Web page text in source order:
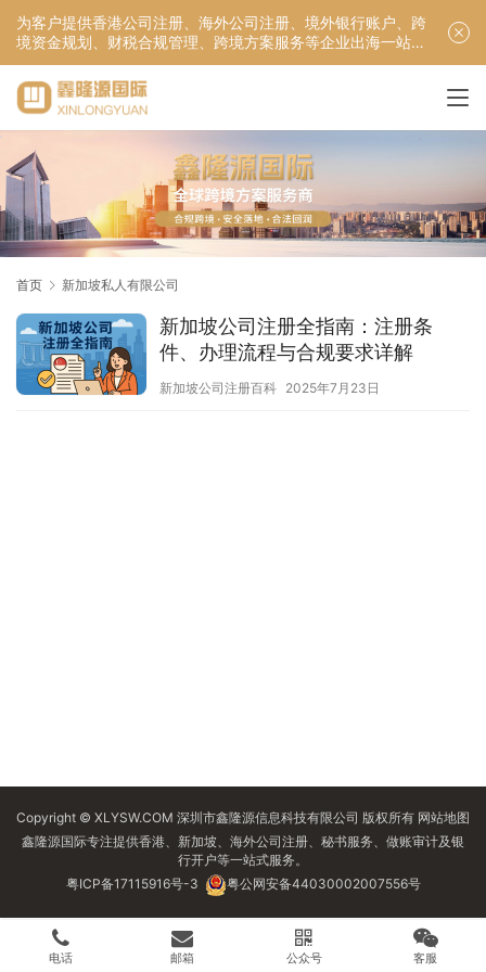
为客户提供香港公司注册、海外公司注册、境外银行账户、跨
境资金规划、财税合规管理、跨境方案服务等企业出海一站式
服务！
首页 新加坡私人有限公司
新加坡公司注册全指南：注册条
件、办理流程与合规要求详解
新加坡公司注册百科 2025年7月23日
Copyright © XLYSW.COM 深圳市鑫隆源信息科技有限公司 版权所有 网站地图
鑫隆源国际专注提供香港、新加坡、海外公司注册、秘书服务、做账审计及银
行开户等一站式服务。
粤ICP备17115916号-3
粤公网安备44030002007556号
电话 邮箱 公众号 客服